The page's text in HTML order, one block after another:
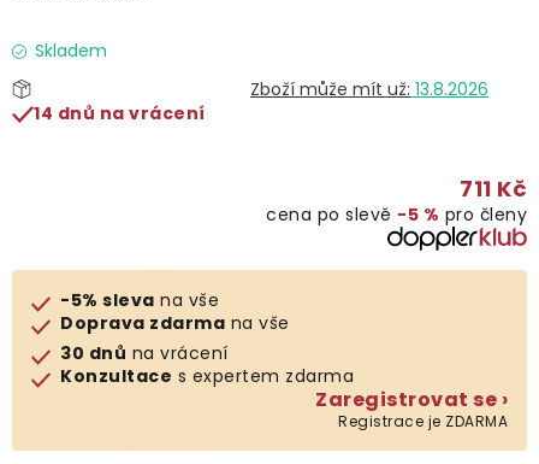
Deštníky
Gastro produkty
Klub výhod
Skladem
13.8.2026
14 dnů na vrácení
711 Kč
cena po slevě −5 % pro členy
-5% sleva na vše
Doprava zdarma na vše
30 dnů na vrácení
Konzultace s expertem zdarma
Zaregistrovat se ›
Registrace je ZDARMA